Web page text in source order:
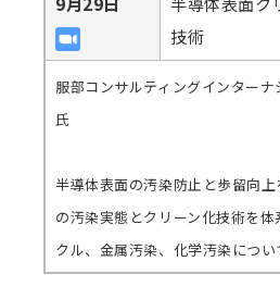
技術
服部コンサルティングインタ
氏
半導体表面の汚染防止と歩留向
の汚染実態とクリーン化技術を体
クル、金属汚染、化学汚染につい